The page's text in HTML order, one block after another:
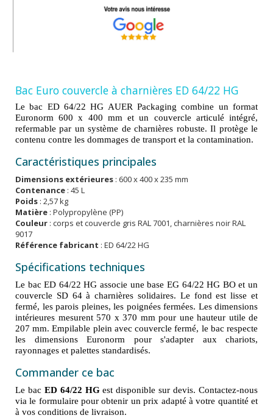
Bac Euro couvercle à charnières ED 64/22 HG
Le bac ED 64/22 HG AUER Packaging combine un format
Euronorm 600 x 400 mm et un couvercle articulé intégré,
refermable par un système de charnières robuste. Il protège le
contenu contre les dommages de transport et la contamination.
Caractéristiques principales
Dimensions extérieures : 600 x 400 x 235 mm
Contenance : 45 L
Poids : 2,57 kg
Matière : Polypropylène (PP)
Couleur : corps et couvercle gris RAL 7001, charnières noir RAL
9017
Référence fabricant : ED 64/22 HG
Spécifications techniques
Le bac ED 64/22 HG associe une base EG 64/22 HG BO et un
couvercle SD 64 à charnières solidaires. Le fond est lisse et
fermé, les parois pleines, les poignées fermées. Les dimensions
intérieures mesurent 570 x 370 mm pour une hauteur utile de
207 mm. Empilable plein avec couvercle fermé, le bac respecte
les dimensions Euronorm pour s'adapter aux chariots,
rayonnages et palettes standardisés.
Commander ce bac
Le bac ED 64/22 HGest disponible sur devis. Contactez-nous
via le formulaire pour obtenir un prix adapté à votre quantité et
à vos conditions de livraison.